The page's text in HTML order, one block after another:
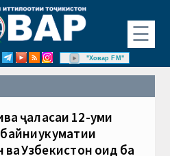
☰
"Ховар FM"
ҷаласаи 12-уми
ва Узбекистон оид ба